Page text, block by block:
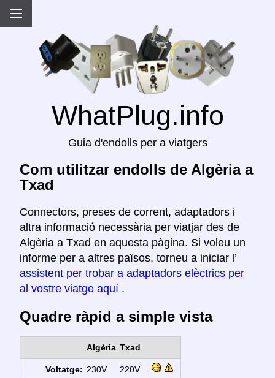
WhatPlug.info
Guia d'endolls per a viatgers
Com utilitzar endolls de Algèria a
Txad
Connectors, preses de corrent, adaptadors i
altra informació necessària per viatjar des de
Algèria a Txad en aquesta pàgina. Si voleu un
informe per a altres països, torneu a iniciar l’
assistent per trobar a adaptadors elèctrics per
al vostre viatge aquí .
Quadre ràpid a simple vista
Algèria Txad
Voltatge: 230V. 220V.